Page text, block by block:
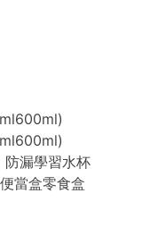
漏學習水杯
當盒零食盒